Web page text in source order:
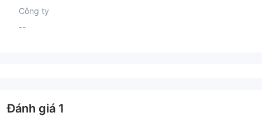
Công ty
--
Đánh giá 1